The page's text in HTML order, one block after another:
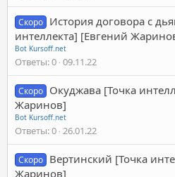
Скоро История договора с
интеллекта] [Евгений
Bot Kursoff.net
Ответы 0 09.11.22
Скоро Окуджава [Точка
Жаринов]
Bot Kursoff.net
Ответы 0 26.01.22
Скоро Вертинский [Точка
Жаринов]